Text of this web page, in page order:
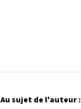
Au sujet de l'auteur :